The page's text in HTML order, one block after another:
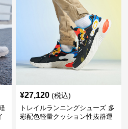
¥27,120 (税込)
トレイルランニングシューズ 多
彩配色軽量クッション性抜群運